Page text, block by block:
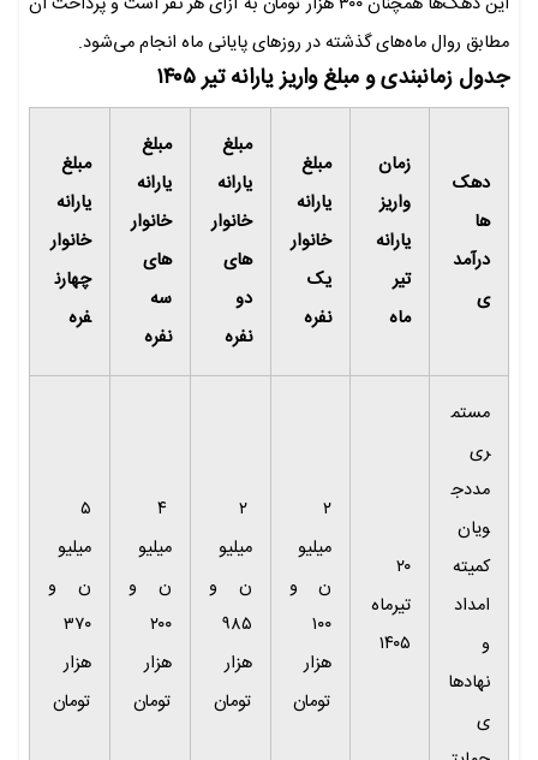
مطابق روال ماه‌های گذشته در روزهای پایانی ماه انجام می‌شود.
جدول زمانبندی و مبلغ واریز یارانه تیر۱۴۰۵
دهک
ها
درآمد
ی
زمان
واریز
یارانه
تیر
ماه
مبلغ
یارانه
خانوار
یک
نفره
مبلغ
یارانه
خانوار
های
دو
نفره
مبلغ
یارانه
خانوار
های
سه
نفره
مبلغ
یارانه
خانوار
چهارن
فره
مستم
ری
مددج
ویان
کمیته
امداد
و
نهادها
ی
۲۰
تیرماه
۱۴۰۵
۲
میلیو
ن و
۱۰۰
هزار
تومان
۲
میلیو
ن و
۹۸۵
هزار
تومان
۴
میلیو
ن و
۲۰۰
هزار
تومان
۵
میلیو
ن و
۳۷۰
هزار
تومان